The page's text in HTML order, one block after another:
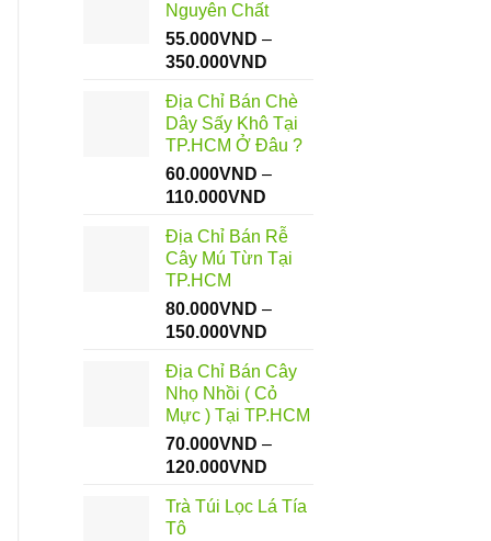
Nguyên Chất
55.000VND –
350.000VND
từ
55.000VND
đến
350.000VND
Địa Chỉ Bán Chè
Dây Sấy Khô Tại
TP.HCM Ở Đâu ?
60.000VND –
110.000VND
từ
60.000VND
110.000VND
Địa Chỉ Bán Rễ
Cây Mú Từn Tại
TP.HCM
80.000VND –
150.000VND
từ
80.000VND
đến
150.000VND
Địa Chỉ Bán Cây
Nhọ Nhồi ( Cỏ
Mực ) Tại TP.HCM
70.000VND –
120.000VND
từ
Trà Túi Lọc Lá Tía
Tô